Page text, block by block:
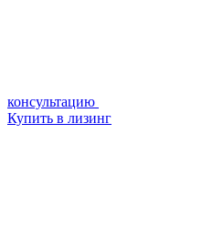
консультацию
Купить в лизинг